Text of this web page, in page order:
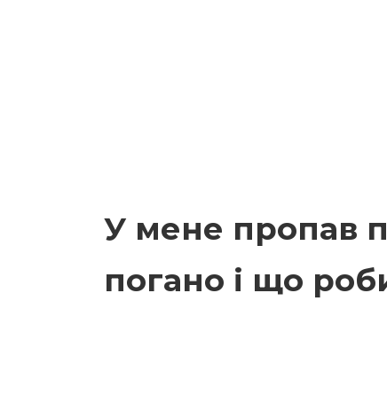
У мене пропав
погано і що